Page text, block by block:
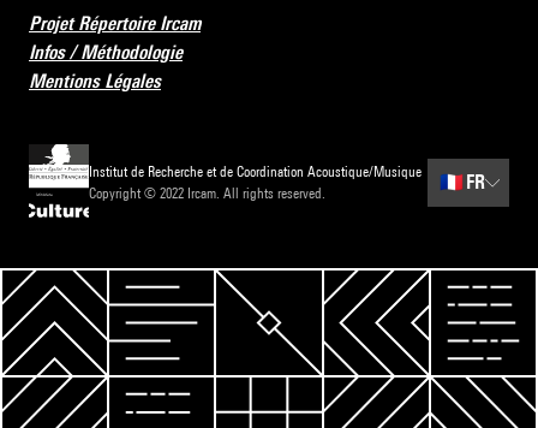
Projet Répertoire Ircam
Infos / Méthodologie
Mentions Légales
Institut de Recherche et de Coordination Acoustique/Musique
Copyright © 2022 Ircam. All rights reserved.
🇫🇷 FR